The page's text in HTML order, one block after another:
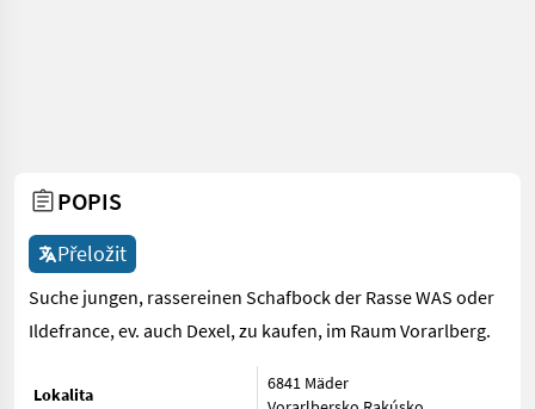
POPIS
Přeložit
Suche jungen, rassereinen Schafbock der Rasse WAS oder
Ildefrance, ev. auch Dexel, zu kaufen, im Raum Vorarlberg.
Lokalita
6841 Mäder